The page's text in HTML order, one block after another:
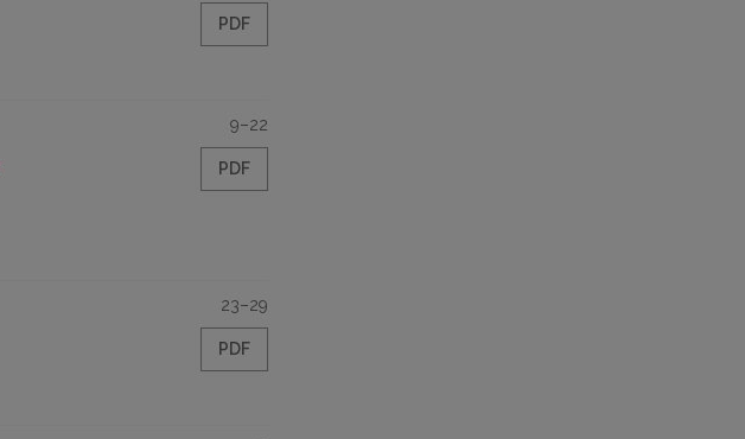
PDF
9–22
PDF
23–29
PDF